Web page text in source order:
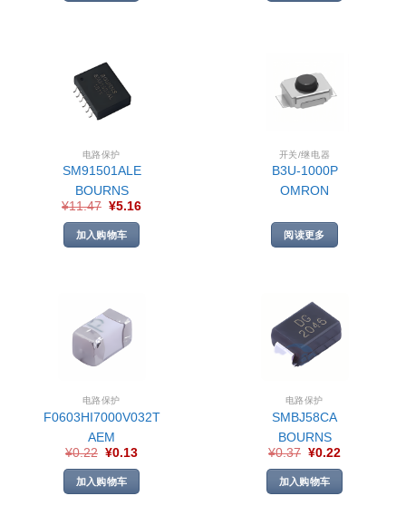
电路保护
SM91501ALE
BOURNS
¥11.47 ¥5.16
加入购物车
开关/继电器
B3U-1000P
OMRON
阅读更多
电路保护
F0603HI7000V032T
AEM
¥0.22 ¥0.13
加入购物车
电路保护
SMBJ58CA
BOURNS
¥0.37 ¥0.22
加入购物车